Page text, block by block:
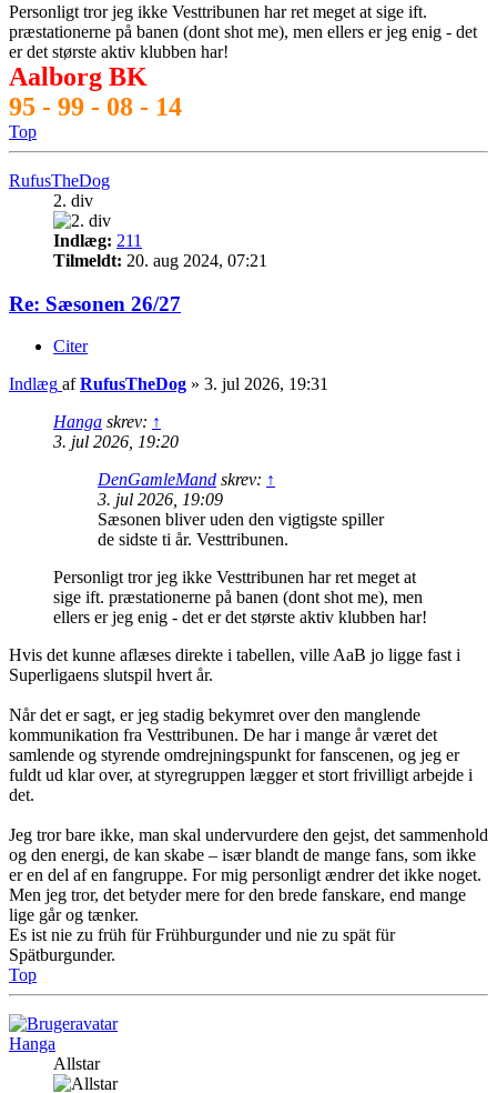
Personligt tror jeg ikke Vesttribunen har ret meget at sige ift.
præstationerne på banen (dont shot me), men ellers er jeg enig - det
er det største aktiv klubben har!
Aalborg BK
95 - 99 - 08 - 14
Top
RufusTheDog
2. div
Indlæg: 211
Tilmeldt: 20. aug 2024, 07:21
Re: Sæsonen 26/27
Citer
Indlæg afRufusTheDog » 3. jul 2026, 19:31
Hanga skrev: ↑
3. jul 2026, 19:20
DenGamleMand skrev: ↑
3. jul 2026, 19:09
Sæsonen bliver uden den vigtigste spiller
de sidste ti år. Vesttribunen.
Personligt tror jeg ikke Vesttribunen har ret meget at
sige ift. præstationerne på banen (dont shot me), men
ellers er jeg enig - det er det største aktiv klubben har!
Hvis det kunne aflæses direkte i tabellen, ville AaB jo ligge fast i
Superligaens slutspil hvert år.
Når det er sagt, er jeg stadig bekymret over den manglende
kommunikation fra Vesttribunen. De har i mange år været det
samlende og styrende omdrejningspunkt for fanscenen, og jeg er
fuldt ud klar over, at styregruppen lægger et stort frivilligt arbejde i
det.
Jeg tror bare ikke, man skal undervurdere den gejst, det sammenhold
og den energi, de kan skabe – især blandt de mange fans, som ikke
er en del af en fangruppe. For mig personligt ændrer det ikke noget.
Men jeg tror, det betyder mere for den brede fanskare, end mange
lige går og tænker.
Es ist nie zu früh für Frühburgunder und nie zu spät für
Spätburgunder.
Top
Hanga
Allstar